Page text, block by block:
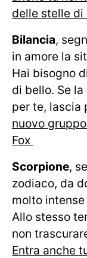
delle stelle di
Bilancia,
in amore la
Hai bisogno
di bello. Se
per te, lascia
nuovo
Fox
Scorpione,
zodiaco, da
molto
Allo stesso
non
Entra anche